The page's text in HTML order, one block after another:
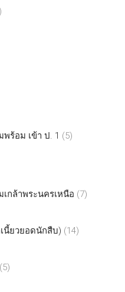
ร้อม เข้า ป. 1 (5)
กล้าพระนครเหนือ (7)
นี้ยวยอดนักสืบ) (14)
(5)